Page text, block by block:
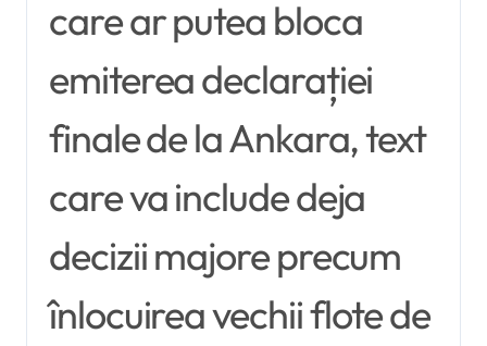
care ar putea bloca
emiterea declarației
finale de la Ankara, text
care va include deja
decizii majore precum
înlocuirea vechii flote de